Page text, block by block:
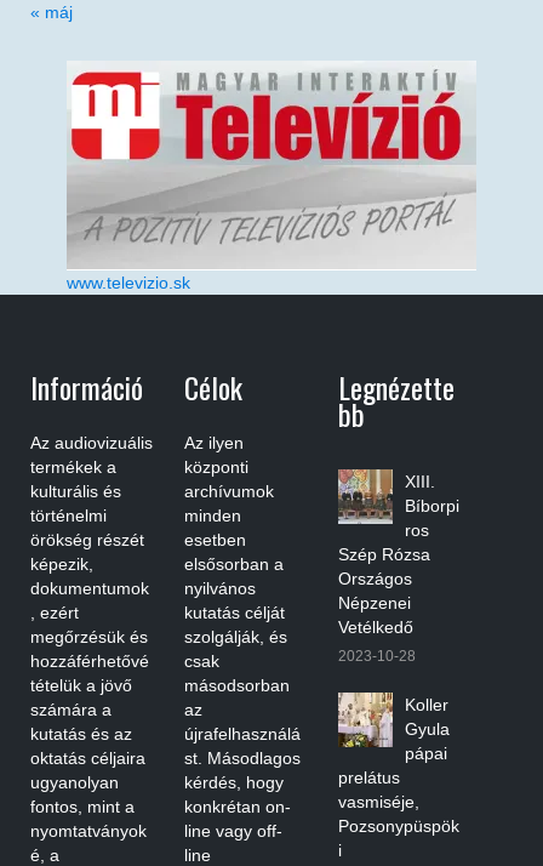
« máj
www.televizio.sk
Információ
Az audiovizuális
termékek a
kulturális és
történelmi
örökség részét
képezik,
dokumentumok
, ezért
megőrzésük és
hozzáférhetővé
tételük a jövő
számára a
kutatás és az
oktatás céljaira
ugyanolyan
fontos, mint a
nyomtatványok
é, a
Célok
Az ilyen
központi
archívumok
minden
esetben
elsősorban a
nyilvános
kutatás célját
szolgálják, és
csak
másodsorban
az
újrafelhasználá
st. Másodlagos
kérdés, hogy
konkrétan on-
line vagy off-
line
Legnézette
Bb
XIII.
Bíborpi
ros
Szép Rózsa
Országos
Népzenei
Vetélkedő
2023-10-28
Koller
Gyula
pápai
prelátus
vasmiséje,
Pozsonypüspök
i